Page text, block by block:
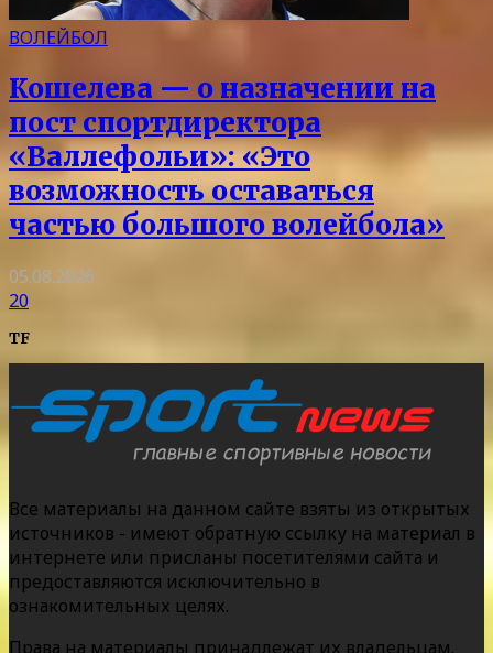
ВОЛЕЙБОЛ
Кошелева — о назначении на
пост спортдиректора
«Валлефольи»: «Это
возможность оставаться
частью большого волейбола»
05.08.2026
20
TF
Все материалы на данном сайте взяты из открытых
источников - имеют обратную ссылку на материал в
интернете или присланы посетителями сайта и
предоставляются исключительно в
ознакомительных целях.
Права на материалы принадлежат их владельцам.